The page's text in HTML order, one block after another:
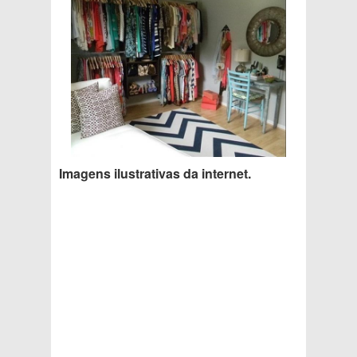
Imagens ilustrativas da internet.